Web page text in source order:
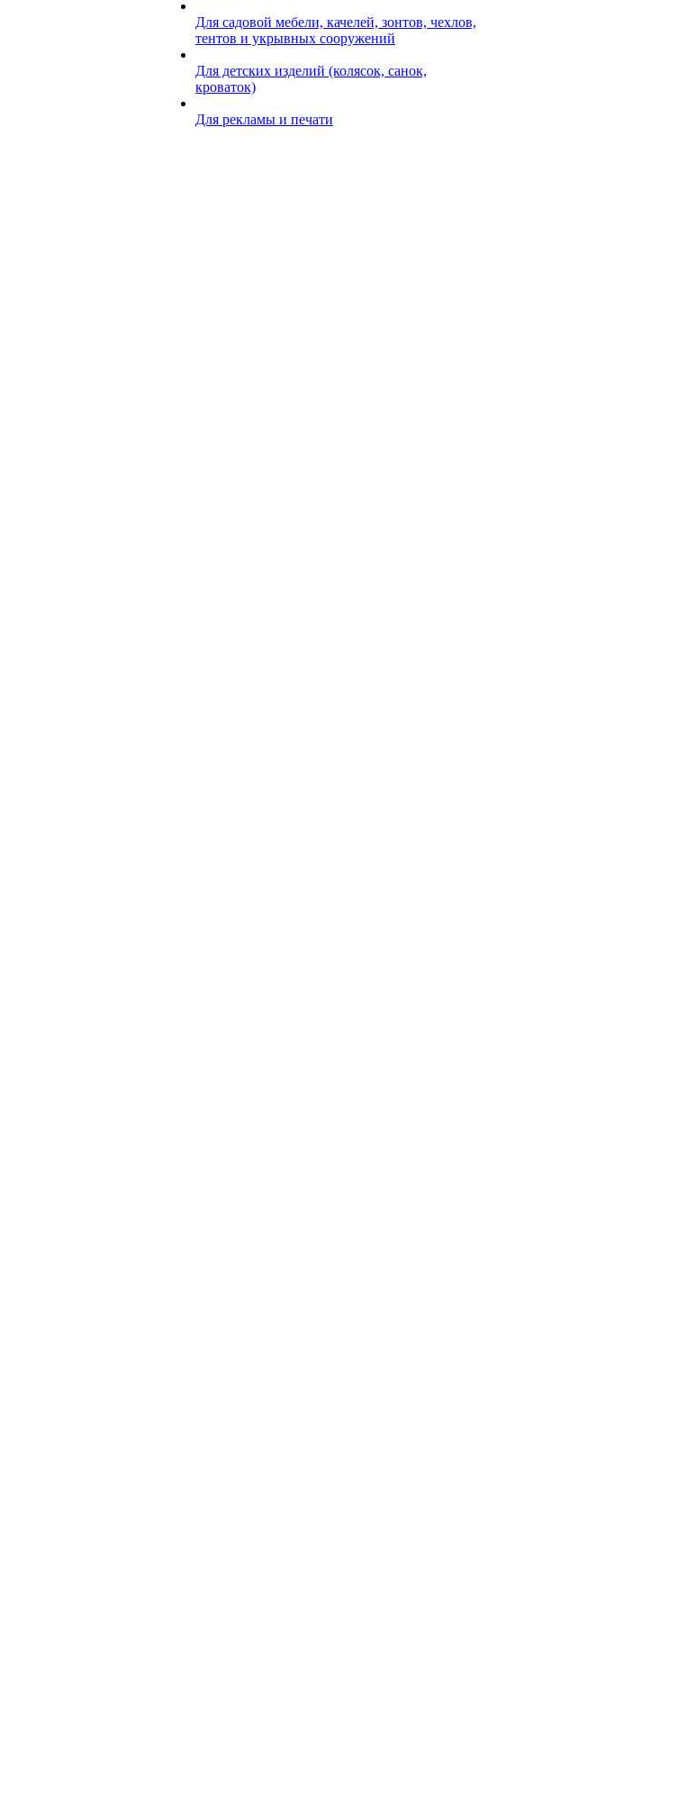
Для садовой мебели, качелей, зонтов, чехлов,
тентов и укрывных сооружений
Для детских изделий (колясок, санок,
кроваток)
Для рекламы и печати